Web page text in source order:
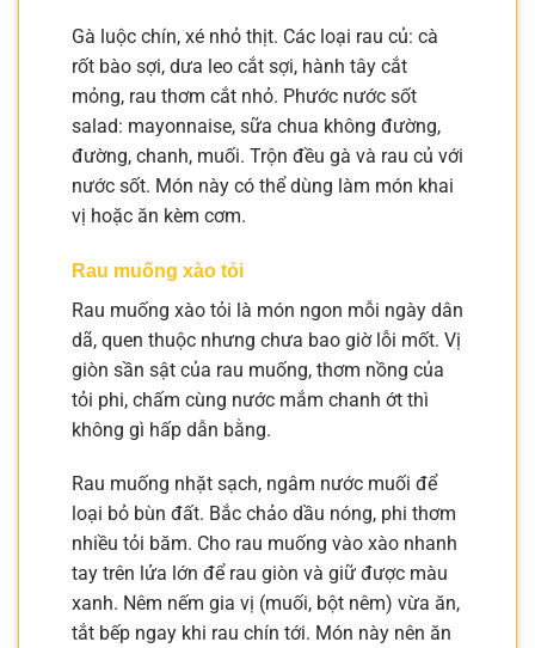
Gà luộc chín, xé nhỏ thịt. Các loại rau củ: cà
rốt bào sợi, dưa leo cắt sợi, hành tây cắt
mỏng, rau thơm cắt nhỏ. Phước nước sốt
salad: mayonnaise, sữa chua không đường,
đường, chanh, muối. Trộn đều gà và rau củ với
nước sốt. Món này có thể dùng làm món khai
vị hoặc ăn kèm cơm.
Rau muống xào tỏi
Rau muống xào tỏi là món ngon mỗi ngày dân
dã, quen thuộc nhưng chưa bao giờ lỗi mốt. Vị
giòn sần sật của rau muống, thơm nồng của
tỏi phi, chấm cùng nước mắm chanh ớt thì
không gì hấp dẫn bằng.
Rau muống nhặt sạch, ngâm nước muối để
loại bỏ bùn đất. Bắc chảo dầu nóng, phi thơm
nhiều tỏi băm. Cho rau muống vào xào nhanh
tay trên lửa lớn để rau giòn và giữ được màu
xanh. Nêm nếm gia vị (muối, bột nêm) vừa ăn,
tắt bếp ngay khi rau chín tới. Món này nên ăn